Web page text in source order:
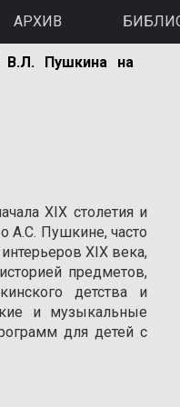
АРХИВ
Пушкина на
XIX столетия и
A.С. Пушкине, часто
XIX века,
предметов,
детства и
и музыкальные
для детей с